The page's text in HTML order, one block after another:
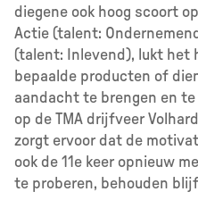
diegene ook hoog scoort
Actie (talent:
(talent: Inlevend), lukt het
bepaalde producten of
aandacht te brengen en te
op de TMA drijfveer
zorgt ervoor dat de
ook de 11e keer opnieuw
te proberen, behouden